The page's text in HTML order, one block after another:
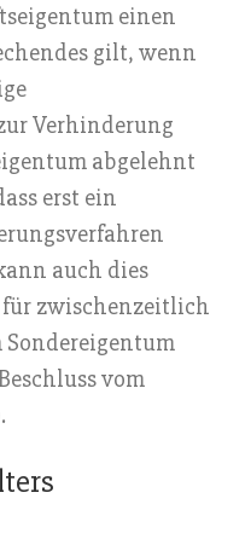
einen
gilt, wenn
Verhinderung
abgelehnt
erst ein
auch dies
zwischenzeitlich
Sondereigentum
vom